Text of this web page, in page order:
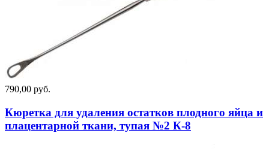
790,00 руб.
Кюретка для удаления остатков плодного яйца и
плацентарной ткани, тупая №2 К-8